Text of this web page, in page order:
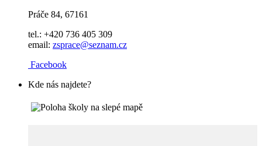
Práče 84, 67161
tel.: +420 736 405 309
email: zsprace@seznam.cz
Facebook
Kde nás najdete?